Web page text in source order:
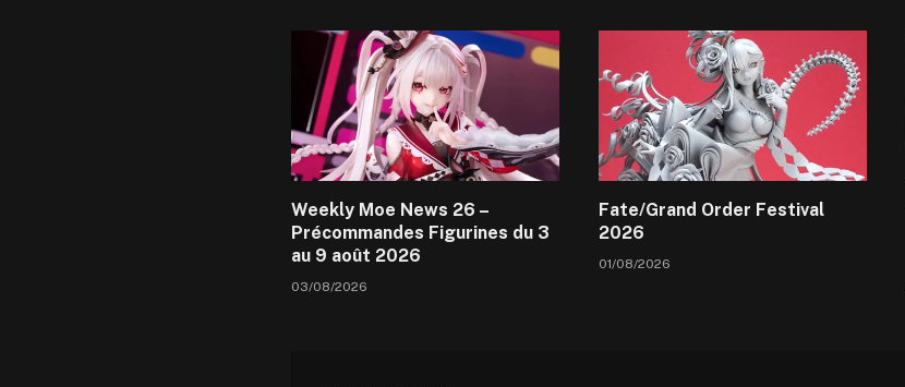
Weekly Moe News 26 –
Précommandes Figurines du 3
au 9 août 2026
03/08/2026
Fate/Grand Order Festival
2026
01/08/2026